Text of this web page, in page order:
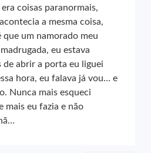
coisas paranormais,
a mesma coisa,
um namorado meu
eu estava
de abrir a porta eu liguei
hora, eu falava já vou… e
Nunca mais esqueci
mais eu fazia e não